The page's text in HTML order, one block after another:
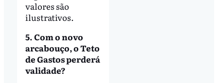
valores são
ilustrativos.
5. Com o novo
arcabouço, o Teto
de Gastos perderá
validade?